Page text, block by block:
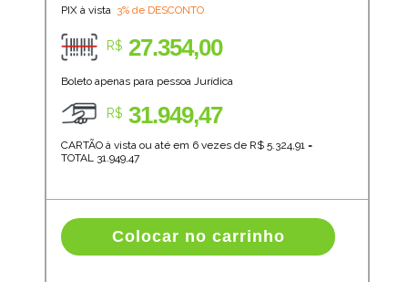
PIX à vista 3% de DESCONTO
R$ 27.354,00
Boleto apenas para pessoa Jurídica
R$ 31.949,47
CARTÃO à vista ou até em 6 vezes de R$ 5.324,91=
TOTAL 31.949,47
Colocar no carrinho